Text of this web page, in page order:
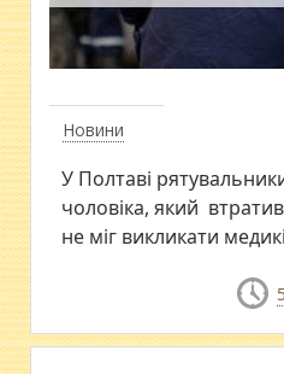
Новини
У Полтаві
чоловіка, який
не міг викликати